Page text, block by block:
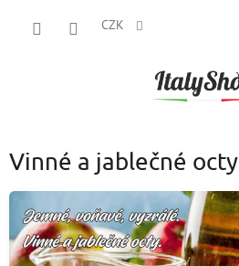
CZK
Vinné a jablečné octy